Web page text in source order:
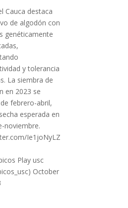
Cauca destaca
de algodón con
genéticamente
y tolerancia
La siembra de
en 2023 se
febrero-abril,
esperada en
noviembre.
Ie1joNyLZ
Play usc
October